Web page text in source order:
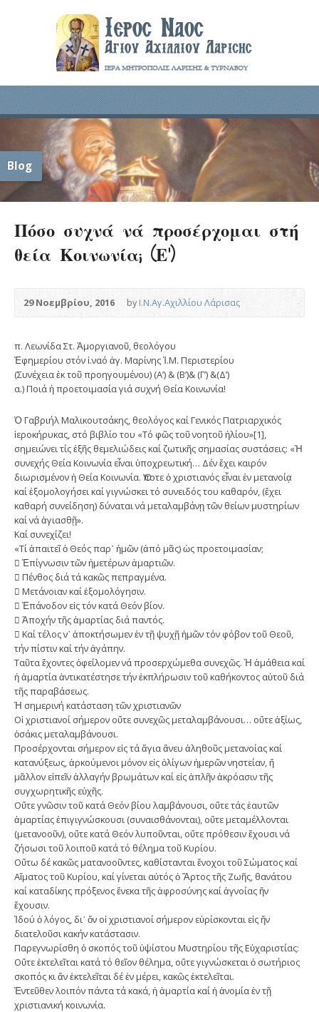
Blog
Πόσο συχνά νά προσέρχομαι στή
θεία Κοινωνία; (Ε’)
29 Νοεμβρίου, 2016 byΙ.Ν.Αγ.Αχιλλίου Λάρισας
π. Λεωνίδα Στ. Ἀμοργιανοῦ, θεολόγου
Ἐφημερίου στόν ἱ.ναό ἁγ. Μαρίνης Ἱ.Μ. Περιστερίου
(Συνέχεια ἐκ τοῦ προηγουμένου) (Α’) & (Β’)& (Γ’) &(Δ’)
α.) Ποιά ἡ προετοιμασία γιά συχνή Θεία Κοινωνία!
Ὁ Γαβριήλ Μαλικουτσάκης, θεολόγος καί Γενικός Πατριαρχικός
ἱεροκήρυκας, στό βιβλίο του «Τό φῶς τοῦ νοητοῦ ἡλίου»[1],
σημειώνει τίς ἑξῆς θεμελιώδεις καί ζωτικῆς σημασίας συστάσεις: «Ἡ
συνεχής Θεία Κοινωνία εἶναι ὑποχρεωτική… Δέν ἔχει καιρόν
διωρισμένον ἡ Θεία Κοινωνία. Ὅποτε ὁ χριστιανός εἶναι ἐν μετανοίᾳ
καί ἐξομολογήσει καί γιγνώσκει τό συνειδός του καθαρόν, (ἔχει
καθαρή συνείδηση) δύναται νά μεταλαμβάνῃ τῶν θείων μυστηρίων
καί νά ἁγιασθῇ».
Καί συνεχίζει!
«Τί ἀπαιτεῖ ὁ Θεός παρ᾿ ἡμῶν (ἀπό μᾶς) ὡς προετοιμασίαν;
 Ἐπίγνωσιν τῶν ἡμετέρων ἁμαρτιῶν.
 Πένθος διά τά κακῶς πεπραγμένα.
 Μετάνοιαν καί ἐξομολόγησιν.
 Ἐπάνοδον εἰς τόν κατά Θεόν βίον.
 Ἀποχήν τῆς ἁμαρτίας διά παντός.
 Καί τέλος ν᾿ ἀποκτήσωμεν ἐν τῇ ψυχῇ ἡμῶν τόν φόβον τοῦ Θεοῦ,
τήν πίστιν καί τήν ἀγάπην.
Ταῦτα ἔχοντες ὀφείλομεν νά προσερχώμεθα συνεχῶς. Ἡ ἀμάθεια καί
ἡ ἁμαρτία ἀντικατέστησε τήν ἐκπλήρωσιν τοῦ καθήκοντος αὐτοῦ διά
τῆς παραβάσεως.
Ἡ σημερινή κατάσταση τῶν χριστιανῶν
Οἱ χριστιανοί σήμερον οὔτε συνεχῶς μεταλαμβάνουσι… οὔτε ἀξίως,
ὁσάκις μεταλαμβάνουσι.
Προσέρχονται σήμερον εἰς τά ἅγια ἄνευ ἀληθοῦς μετανοίας καί
κατανύξεως, ἀρκούμενοι μόνον εἰς ὀλίγων ἡμερῶν νηστείαν, ἤ
μᾶλλον εἰπεῖν ἀλλαγήν βρωμάτων καί εἰς ἁπλῆν ἀκρόασιν τῆς
συγχωρητικῆς εὐχῆς.
Οὔτε γνῶσιν τοῦ κατά Θεόν βίου λαμβάνουσι, οὔτε τάς ἑαυτῶν
ἁμαρτίας ἐπιγιγνώσκουσι (συναισθάνονται), οὔτε μεταμέλλονται
(μετανοοῦν), οὔτε κατά Θεόν λυποῦνται, οὔτε πρόθεσιν ἔχουσι νά
ζήσωσι τοῦ λοιποῦ κατά τό θέλημα τοῦ Κυρίου.
Οὔτω δέ κακῶς ματανοοῦντες, καθίστανται ἔνοχοι τοῦ Σώματος καί
Αἵματος τοῦ Κυρίου, καί γίνεται αὐτός ὁ Ἄρτος τῆς Ζωῆς, θανάτου
καί καταδίκης πρόξενος ἕνεκα τῆς ἀφροσύνης καί ἀγνοίας ἥν
ἔχουσιν.
Ἰδού ὁ λόγος, δι᾿ ὅν οἱ χριστιανοί σήμερον εὑρίσκονται εἰς ἥν
διατελοῦσι κακήν κατάστασιν.
Παρεγνωρίσθη ὁ σκοπός τοῦ ὑψίστου Μυστηρίου τῆς Εὐχαριστίας:
Οὔτε ἐκτελεῖται κατά τό θεῖον θέλημα, οὔτε γιγνώσκεται ὁ σωτήριος
σκοπός κι ἄν ἐκτελεῖται δέ ἐν μέρει, κακῶς ἐκτελεῖται.
Ἐντεῦθεν λοιπόν πάντα τά κακά, ἡ ἁμαρτία καί ἡ ἀνομία ἐν τῇ
χριστιανική κοινωνία.